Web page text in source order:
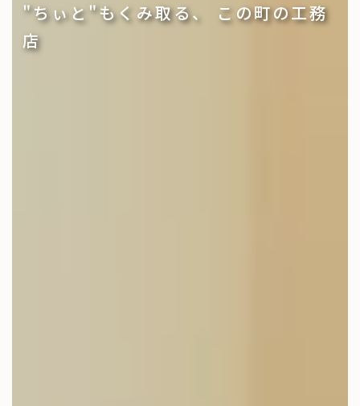
"ちぃと"もくみ取る、 この町の工務
店